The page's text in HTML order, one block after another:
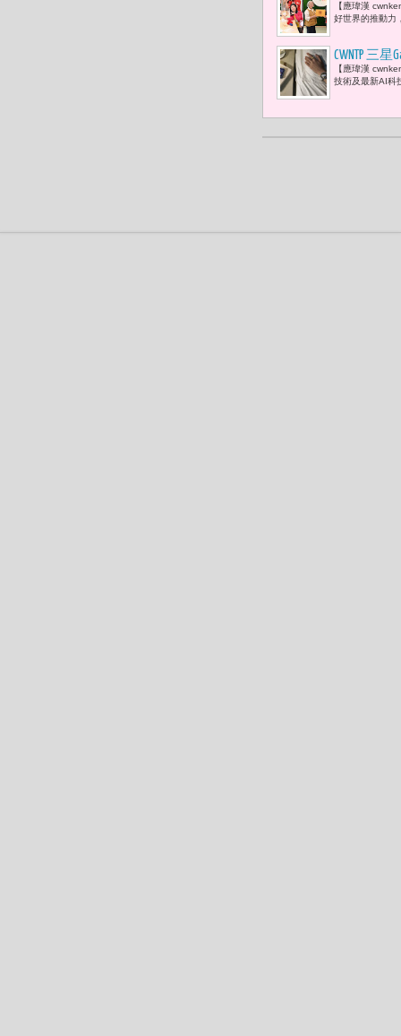
價值 共創
【應瑋漢
好世界的推動力
CWNTP 三
【應瑋漢
技術及最新AI科